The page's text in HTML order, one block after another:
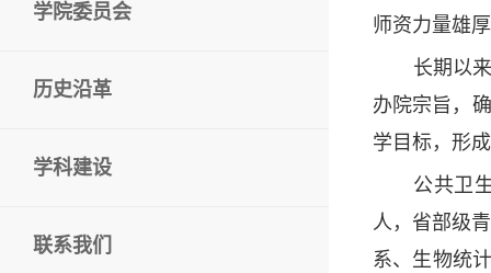
学院委员会
历史沿革
学科建设
联系我们
师资力量雄
长期以
办院宗旨，
学目标，形
公共卫
人，省部级
系、生物统